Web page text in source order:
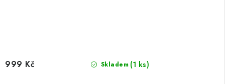
Skladem (1 ks)
999 Kč